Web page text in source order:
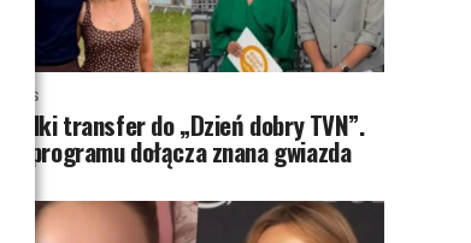
NEWS
Wielki transfer do „Dzień dobry TVN”.
Do programu dołącza znana gwiazda